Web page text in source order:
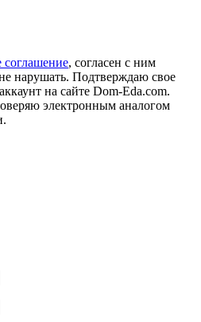
соглашение, согласен с ним
нарушать. Подтверждаю свое
на сайте Dom-Eda.com.
электронным аналогом